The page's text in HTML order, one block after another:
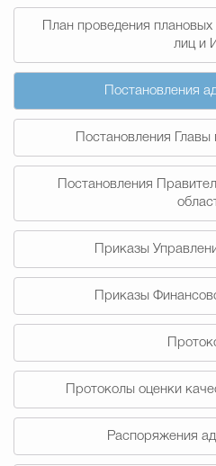
План проведения
лиц и
Постановления
Постановления Главы
Постановления
Приказы
Приказы
Протоколы оценки
Распоряжения